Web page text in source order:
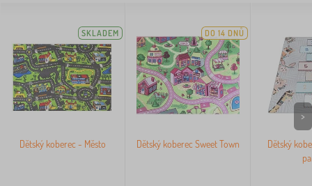
SKLADEM
Dětský koberec - Město
DO 14 DNŮ
Dětský koberec Sweet Town
Dětský
>